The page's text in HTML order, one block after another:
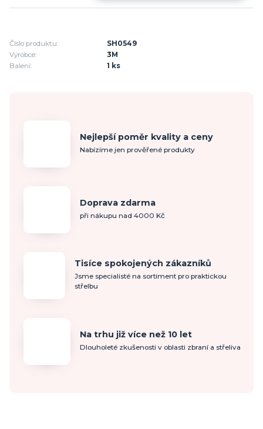
Číslo produktu:
SH0549
Výrobce:
3M
Balení:
1 ks
Nejlepší poměr kvality a ceny
Nabízíme jen prověřené produkty
Doprava zdarma
při nákupu nad 4000 Kč
Tisíce spokojených zákazníků
Jsme specialisté na sortiment pro praktickou
střelbu
Na trhu již více než 10 let
Dlouholeté zkušenosti v oblasti zbraní a střeliva